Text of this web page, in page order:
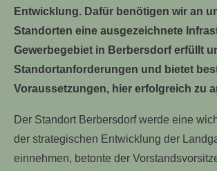
Entwicklung. Dafür benötigen wir an
Standorten eine ausgezeichnete
Gewerbegebiet in Berbersdorf erfüllt
Standortanforderungen und bietet
Voraussetzungen, hier erfolgreich zu
Der Standort Berbersdorf werde eine
der strategischen Entwicklung der
einnehmen, betonte der